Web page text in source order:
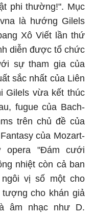
phi thường!". Mục
là hướng Gilels
Xô Viết lần thứ
diễn được tổ chức
sự tham gia của
sắc nhất của Liên
Gilels vừa kết thúc
fugue của Bach-
trên chủ đề của
của Mozart-
opera "Đám cưới
nhiệt còn cả ban
vị số một cho
cho khán giả
âm nhạc như D.